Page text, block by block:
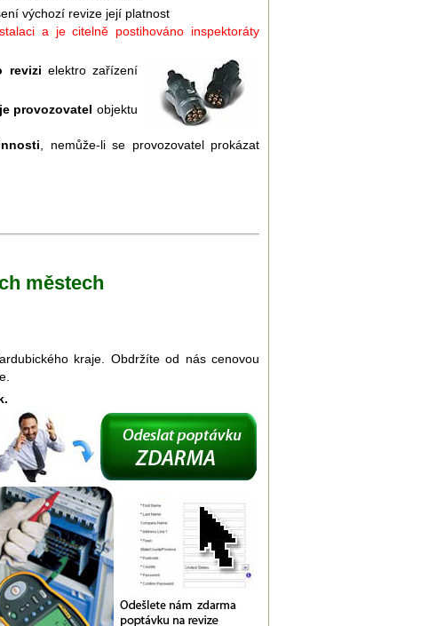
výchozí revize její platnost
a je citelně postihováno inspektoráty
revizi elektro zařízení
provozovatel objektu
, nemůže-li se provozovatel prokázat
městech
kraje. Obdržíte od nás cenovou